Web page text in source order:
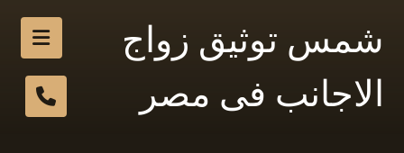
شمس توثيق زواج
الاجانب فى مصر